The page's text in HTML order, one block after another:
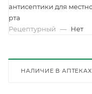
антисептики для
рта
Рецептурный — Нет
НАЛИЧИЕ В АПТЕКАХ